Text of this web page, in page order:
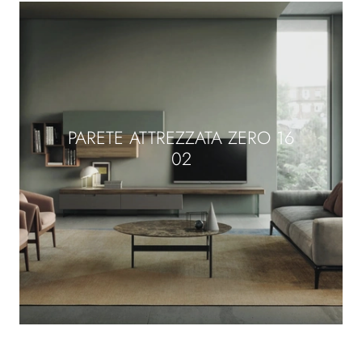
PARETE ATTREZZATA ZERO 16
02